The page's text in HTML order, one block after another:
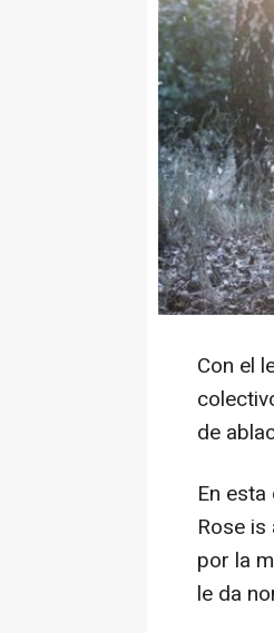
Con el
de
En
Rose
por la
le da